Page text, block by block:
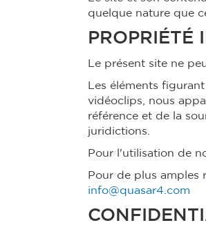
quelque nature que
PROPRIÉTÉ
Le présent site ne
Les éléments
vidéoclips, nous
référence et de la
juridictions.
Pour l'utilisation de
Pour de plus amples
info@quasar4.com